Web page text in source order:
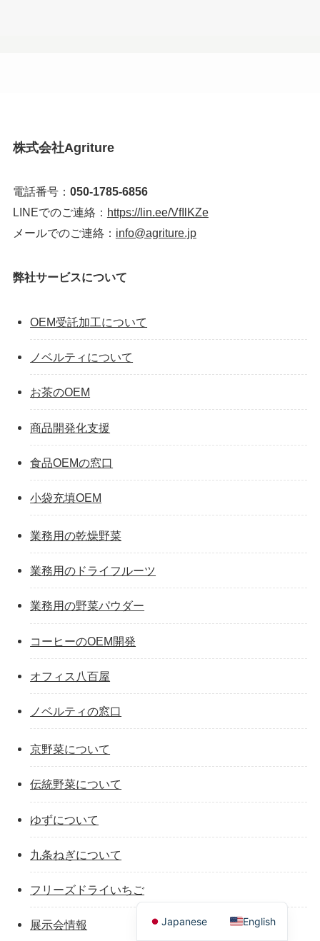
株式会社Agriture
電話番号： 050-1785-6856
LINEでのご連絡： https://lin.ee/VfIlKZe
メールでのご連絡： info@agriture.jp
弊社サービスについて
OEM受託加工について
ノベルティについて
お茶のOEM
商品開発化支援
食品OEMの窓口
小袋充填OEM
業務用の乾燥野菜
業務用のドライフルーツ
業務用の野菜パウダー
コーヒーのOEM開発
オフィス八百屋
ノベルティの窓口
京野菜について
伝統野菜について
ゆずについて
九条ねぎについて
フリーズドライいちご
展示会情報 Japanese English